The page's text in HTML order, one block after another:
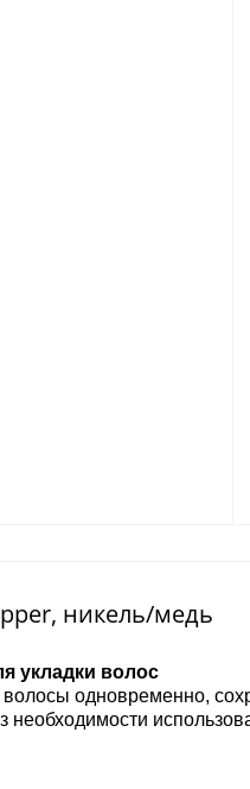
никель/медь
укладки волос
одновременно,